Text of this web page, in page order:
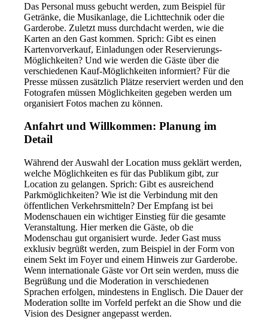
Das Personal muss gebucht werden, zum Beispiel für
Getränke, die Musikanlage, die Lichttechnik oder die
Garderobe. Zuletzt muss durchdacht werden, wie die
Karten an den Gast kommen. Sprich: Gibt es einen
Kartenvorverkauf, Einladungen oder Reservierungs-
Möglichkeiten? Und wie werden die Gäste über die
verschiedenen Kauf-Möglichkeiten informiert? Für die
Presse müssen zusätzlich Plätze reserviert werden und den
Fotografen müssen Möglichkeiten gegeben werden um
organisiert Fotos machen zu können.
Anfahrt und Willkommen: Planung im
Detail
Während der Auswahl der Location muss geklärt werden,
welche Möglichkeiten es für das Publikum gibt, zur
Location zu gelangen. Sprich: Gibt es ausreichend
Parkmöglichkeiten? Wie ist die Verbindung mit den
öffentlichen Verkehrsmitteln? Der Empfang ist bei
Modenschauen ein wichtiger Einstieg für die gesamte
Veranstaltung. Hier merken die Gäste, ob die
Modenschau gut organisiert wurde. Jeder Gast muss
exklusiv begrüßt werden, zum Beispiel in der Form von
einem Sekt im Foyer und einem Hinweis zur Garderobe.
Wenn internationale Gäste vor Ort sein werden, muss die
Begrüßung und die Moderation in verschiedenen
Sprachen erfolgen, mindestens in Englisch. Die Dauer der
Moderation sollte im Vorfeld perfekt an die Show und die
Vision des Designer angepasst werden.